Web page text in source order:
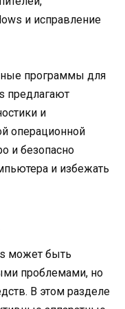
и исправление
программы для
предлагают
и
операционной
и безопасно
и избежать
может быть
проблемами, но
В этом разделе